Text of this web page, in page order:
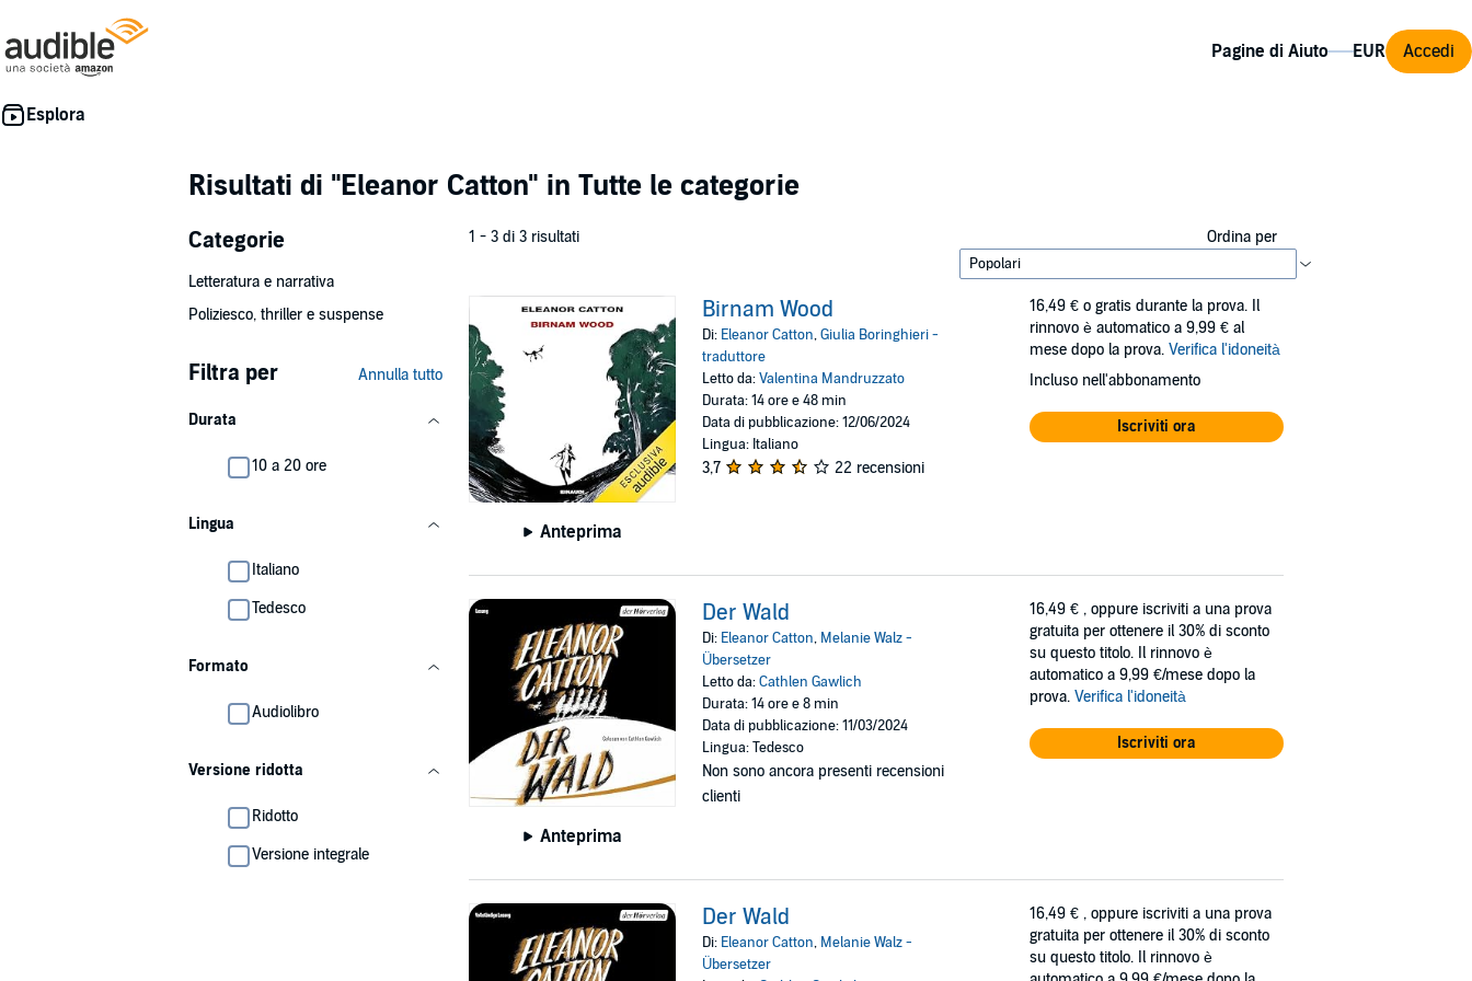
Pagine di Aiuto Accedi
Risultati di "Eleanor Catton" in Tutte le categorie
Categorie
Letteratura e narrativa
Poliziesco, thriller e suspense
Filtra per Annulla tutto
Durata
10 a 20 ore
Lingua
Italiano
Tedesco
Formato
Audiolibro
Versione ridotta
Ridotto
Versione integrale
1 - 3 di 3 risultati Ordina per
Anteprima
Birnam Wood
Di: Eleanor Catton,Giulia Boringhieri -
traduttore
Letto da:Valentina Mandruzzato
Durata: 14 ore e 48 min
Data di pubblicazione: 12/06/2024
Lingua: Italiano
3,7 22 recensioni
16,49 € o gratis durante la prova. Il
rinnovo è automatico a 9,99 € al
mese dopo la prova. Verifica l'idoneità
Incluso nell'abbonamento
Iscriviti ora
Anteprima
Der Wald
Di: Eleanor Catton, Melanie Walz -
Übersetzer
Letto da:Cathlen Gawlich
Durata: 14 ore e 8 min
Data di pubblicazione: 11/03/2024
Lingua: Tedesco
Non sono ancora presenti recensioni
clienti
16,49 € , oppure iscriviti a una prova
gratuita per ottenere il 30% di sconto
su questo titolo. Il rinnovo è
automatico a 9,99 €/mese dopo la
prova. Verifica l'idoneità
Iscriviti ora
Der Wald
Di: Eleanor Catton, Melanie Walz -
Übersetzer
16,49 € , oppure iscriviti a una prova
gratuita per ottenere il 30% di sconto
su questo titolo. Il rinnovo è